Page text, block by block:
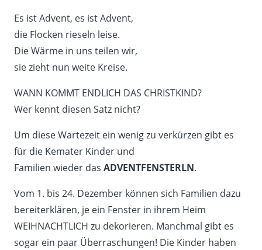
Es ist Advent, es ist Advent,
die Flocken rieseln leise.
Die Wärme in uns teilen wir,
sie zieht nun weite Kreise.
WANN KOMMT ENDLICH DAS CHRISTKIND?
Wer kennt diesen Satz nicht?
Um diese Wartezeit ein wenig zu verkürzen gibt es
für die Kemater Kinder und
Familien wieder das ADVENTFENSTERLN.
Vom 1. bis 24. Dezember können sich Familien dazu
bereiterklären, je ein Fenster in ihrem Heim
WEIHNACHTLICH zu dekorieren. Manchmal gibt es
sogar ein paar Überraschungen! Die Kinder haben